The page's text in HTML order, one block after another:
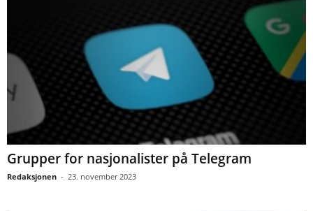
Grupper for nasjonalister på Telegram
Redaksjonen - 23. november 2023